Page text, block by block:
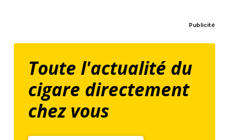
Publicité
Toute l'actualité du
cigare directement
chez vous